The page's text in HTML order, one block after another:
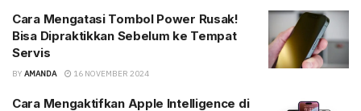
Cara Mengatasi Tombol Power Rusak!
Bisa Dipraktikkan Sebelum ke Tempat
Servis
BY AMANDA 16 NOVEMBER 2024
Cara Mengaktifkan Apple Intelligence di